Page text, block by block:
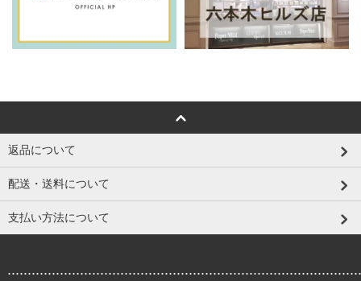
返品について
配送・送料について
支払い方法について